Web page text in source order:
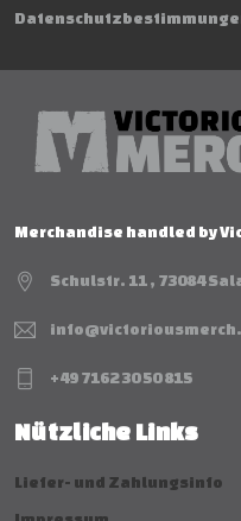
Merchandise handled by
Schulstr. 11 , 73084
+49 7162 30 50 815
Nützliche Links
Liefer- und Zahlungsinfo